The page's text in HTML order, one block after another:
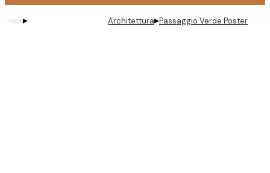
▸ Architettura▸Passaggio Verde Poster